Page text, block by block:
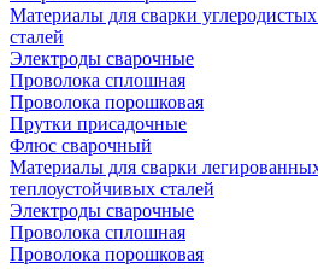
Материалы для сварки
сталей
Электроды сварочные
Проволока сплошная
Проволока порошковая
Прутки присадочные
Флюс сварочный
Материалы для сварки
теплоустойчивых сталей
Электроды сварочные
Проволока сплошная
Проволока порошковая